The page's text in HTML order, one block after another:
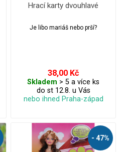
Hrací karty dvouhlavé
Je libo mariáš nebo prší?
38,00 Kč
Skladem > 5 a více ks
do st 12.8. u Vás
nebo ihned Praha-západ
- 47%